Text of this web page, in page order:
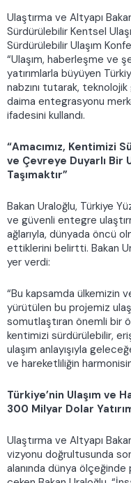
Ulaştırma ve Altyapı
Sürdürülebilir Kentsel
Sürdürülebilir Ulaşım
“Ulaşım, haberleşme ve
yatırımlarla büyüyen
nabzını tutarak,
daima entegrasyonu
ifadesini kullandı.
“Amacımız, Kentimizi
ve Çevreye Duyarlı Bir
Taşımaktır”
Bakan Uraloğlu, Türkiye
ve güvenli entegre
ağlarıyla, dünyada öncü
ettiklerini belirtti. Bakan
yer verdi:
“Bu kapsamda ülkemizin
yürütülen bu projemiz
somutlaştıran önemli bir
kentimizi sürdürülebilir,
ulaşım anlayışıyla
ve hareketliliğin
Türkiye’nin Ulaşım ve
300 Milyar Dolar
Ulaştırma ve Altyapı
vizyonu doğrultusunda
alanında dünya